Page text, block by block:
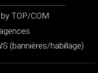
TOP/COM
(bannières/habillage)